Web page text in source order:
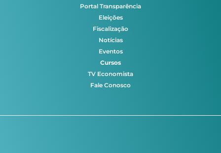
Portal Transparência
Eleições
Fiscalização
Notícias
Eventos
Cursos
TV Economista
Fale Conosco